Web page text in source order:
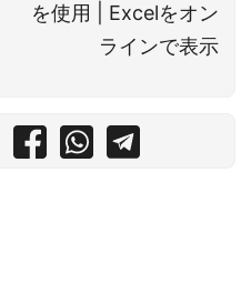
を使用 | Excelをオン
ラインで表示